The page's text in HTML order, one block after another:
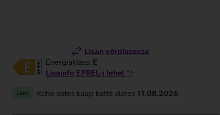
Lisan võrdlusesse
Energiaklass: E
Lisainfo EPREL-i lehel
Laos Kohe ostes kaup kätte alates 11.08.2026